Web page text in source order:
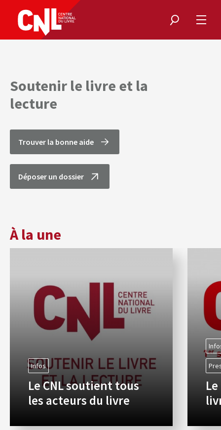
Rechercher
le
Soutenir le livre et la
lecture
Trouver la bonne aide
Déposer un dossier
À la une
Infos
Le CNL soutient tous
les acteurs du livre